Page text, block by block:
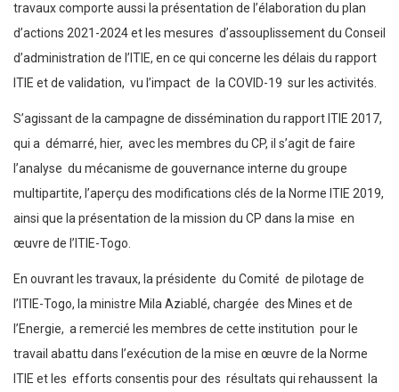
travaux comporte aussi la présentation de l’élaboration du plan
d’actions 2021-2024 et les mesures d’assouplissement du Conseil
d’administration de l’ITIE, en ce qui concerne les délais du rapport
ITIE et de validation, vu l’impact de la COVID-19 sur les activités.
S’agissant de la campagne de dissémination du rapport ITIE 2017,
qui a démarré, hier, avec les membres du CP, il s’agit de faire
l’analyse du mécanisme de gouvernance interne du groupe
multipartite, l’aperçu des modifications clés de la Norme ITIE 2019,
ainsi que la présentation de la mission du CP dans la mise en
œuvre de l’ITIE-Togo.
En ouvrant les travaux, la présidente du Comité de pilotage de
l’ITIE-Togo, la ministre Mila Aziablé, chargée des Mines et de
l’Energie, a remercié les membres de cette institution pour le
travail abattu dans l’exécution de la mise en œuvre de la Norme
ITIE et les efforts consentis pour des résultats qui rehaussent la